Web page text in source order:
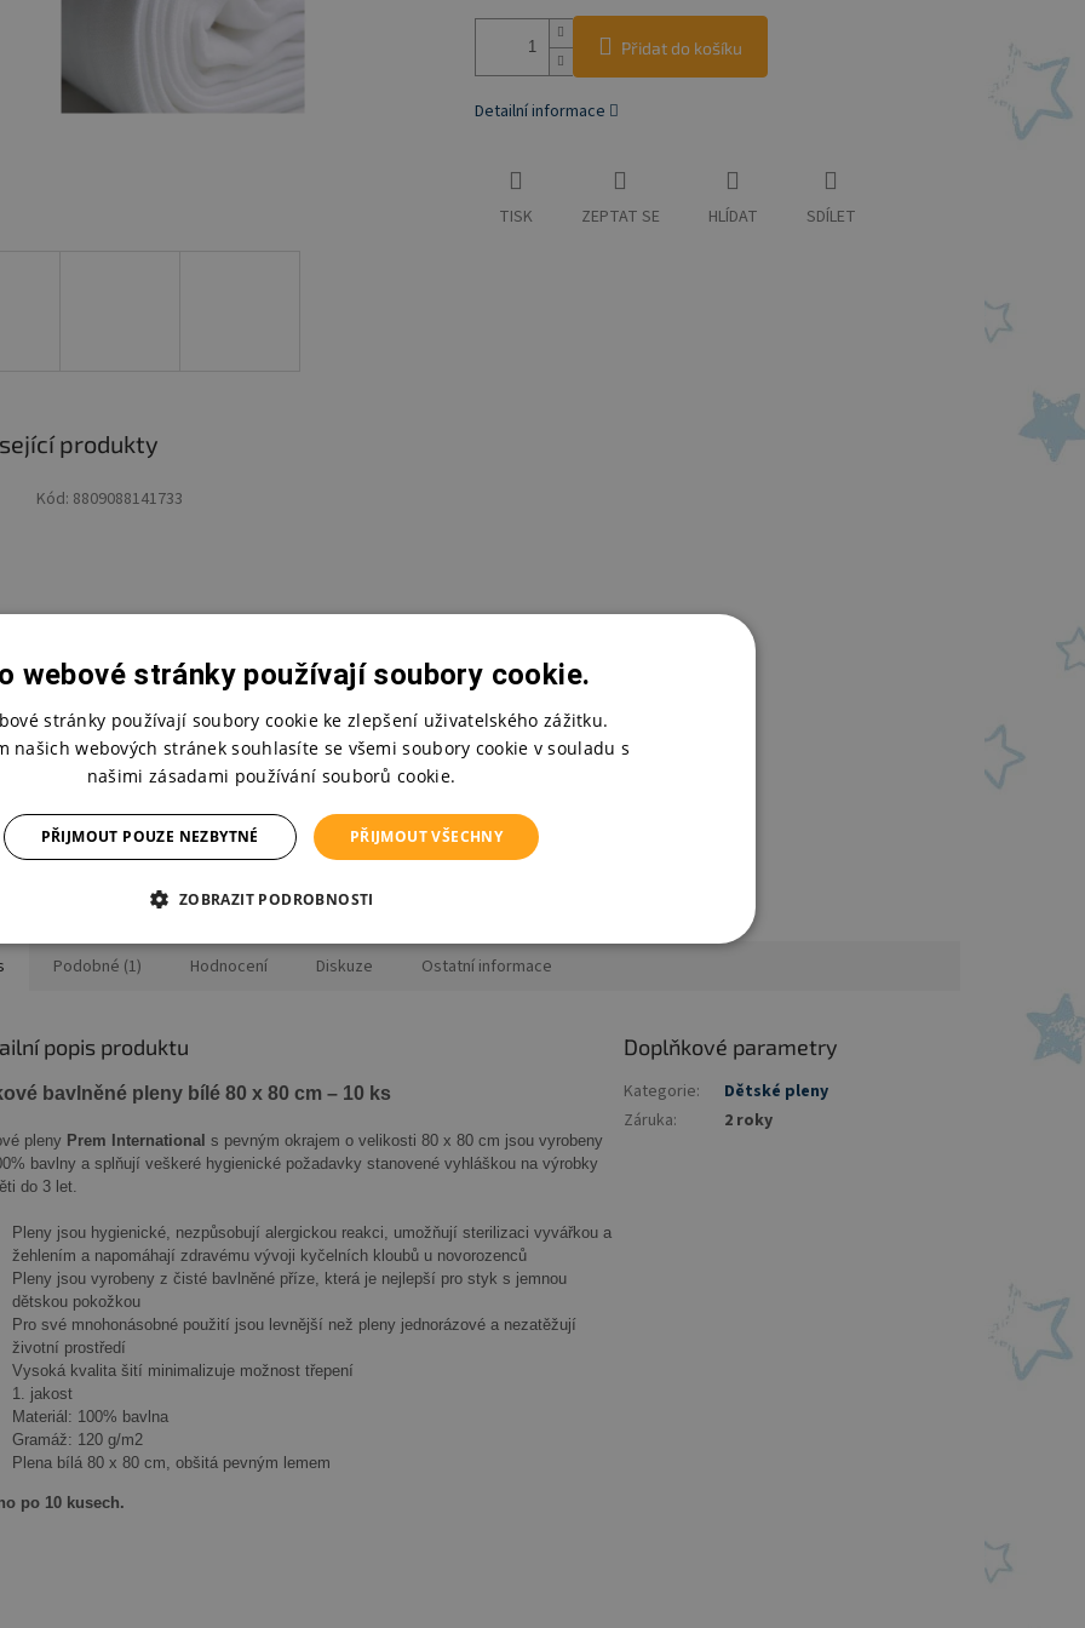
Přidat do košíku
Detailní informace
TISK ZEPTAT SE HLÍDAT SDÍLET
produkty
náplň do koše
Skladem
košíku
Kód: 8809088141733
Podobné (1) Hodnocení Diskuze Ostatní informace
popis produktu
bavlněné pleny bílé 80 x 80 cm – 10 ks
pleny Prem International s pevným okrajem o velikosti 80 x 80 cm jsou vyrobeny
bavlny a splňují veškeré hygienické požadavky stanovené vyhláškou na výrobky
do 3 let.
Pleny jsou hygienické, nezpůsobují alergickou reakci, umožňují sterilizaci vyvářkou a
žehlením a napomáhají zdravému vývoji kyčelních kloubů u novorozenců
Pleny jsou vyrobeny z čisté bavlněné příze, která je nejlepší pro styk s jemnou
dětskou pokožkou
Pro své mnohonásobné použití jsou levnější než pleny jednorázové a nezatěžují
životní prostředí
Vysoká kvalita šití minimalizuje možnost třepení
1. jakost
Materiál: 100% bavlna
Gramáž: 120 g/m2
Plena bílá 80 x 80 cm, obšitá pevným lemem
po 10 kusech.
Doplňkové parametry
Kategorie:
Dětské pleny
Záruka: 2 roky
webové stránky používají soubory cookie.
stránky používají soubory cookie ke zlepšení uživatelského zážitku.
našich webových stránek souhlasíte se všemi soubory cookie v souladu s
našimi zásadami používání souborů cookie.
PŘIJMOUT VŠECHNY
PŘIJMOUT POUZE NEZBYTNÉ
ZOBRAZIT PODROBNOSTI